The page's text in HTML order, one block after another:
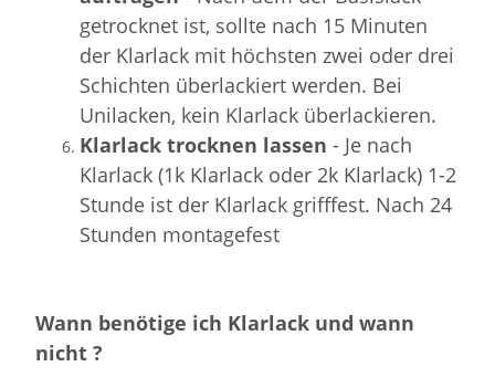
getrocknet ist, sollte nach 15 Minuten
der Klarlack mit höchsten zwei oder drei
Schichten überlackiert werden. Bei
Unilacken, kein Klarlack überlackieren.
Klarlack trocknen lassen - Je nach
Klarlack (1k Klarlack oder 2k Klarlack) 1-2
Stunde ist der Klarlack grifffest. Nach 24
Stunden montagefest
Wann benötige ich Klarlack und wann
nicht ?